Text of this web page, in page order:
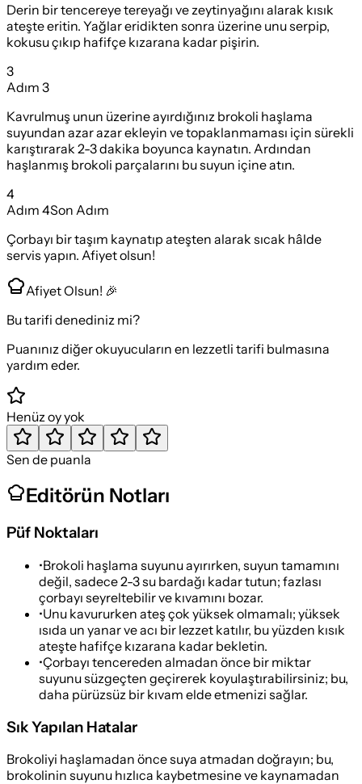
Derin bir tencereye tereyağı ve zeytinyağını alarak kısık
ateşte eritin. Yağlar eridikten sonra üzerine unu serpip,
kokusu çıkıp hafifçe kızarana kadar pişirin.
3
Adım 3
Kavrulmuş unun üzerine ayırdığınız brokoli haşlama
suyundan azar azar ekleyin ve topaklanmaması için sürekli
karıştırarak 2-3 dakika boyunca kaynatın. Ardından
haşlanmış brokoli parçalarını bu suyun içine atın.
4
Adım 4Son Adım
Çorbayı bir taşım kaynatıp ateşten alarak sıcak hâlde
servis yapın. Afiyet olsun!
Afiyet Olsun! 🎉
Bu tarifi denediniz mi?
Puanınız diğer okuyucuların en lezzetli tarifi bulmasına
yardım eder.
Henüz oy yok
Sen de puanla
Editörün Notları
Püf Noktaları
•Brokoli haşlama suyunu ayırırken, suyun tamamını
değil, sadece 2-3 su bardağı kadar tutun; fazlası
çorbayı seyreltebilir ve kıvamını bozar.
•Unu kavururken ateş çok yüksek olmamalı; yüksek
ısıda un yanar ve acı bir lezzet katılır, bu yüzden kısık
ateşte hafifçe kızarana kadar bekletin.
•Çorbayı tencereden almadan önce bir miktar
suyunu süzgeçten geçirerek koyulaştırabilirsiniz; bu,
daha pürüzsüz bir kıvam elde etmenizi sağlar.
Sık Yapılan Hatalar
Brokoliyi haşlamadan önce suya atmadan doğrayın; bu,
brokolinin suyunu hızlıca kaybetmesine ve kaynamadan